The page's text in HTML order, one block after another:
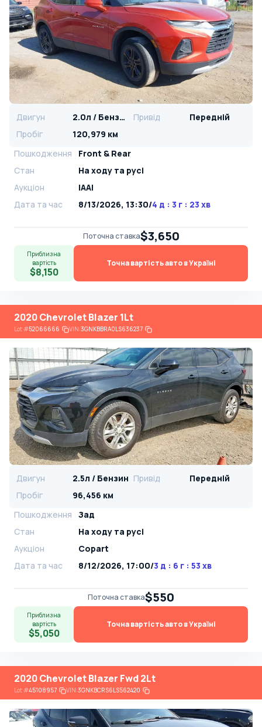
Двигун 2.0л / Бензин Привід
Передній
Пробіг
120,979 км
Пошкодження
Front & Rear
Стан
На ​​ходу та русі
Аукціон
IAAI
Дата та час
8/13/2026, 13:30/4 д : 3 г : 23 хв
Поточна ставка$3,650
Приблизна
вартість
$8,150
Точна вартість авто в Україні
2020 Chevrolet Blazer 1Lt
Lot#52066666 VIN:3GNKBBRA0LS636237
Двигун 2.5л / Бензин Привід
Передній
Пробіг
96,456 км
Пошкодження
Зад
Стан
На ​​ходу та русі
Аукціон
Copart
Дата та час
8/12/2026, 17:00/3 д : 6 г : 53 хв
Поточна ставка$550
Приблизна
вартість
$5,050
Точна вартість авто в Україні
2020 Chevrolet Blazer Fwd 2Lt
Lot#45108957 VIN:3GNKBCRS6LS562420